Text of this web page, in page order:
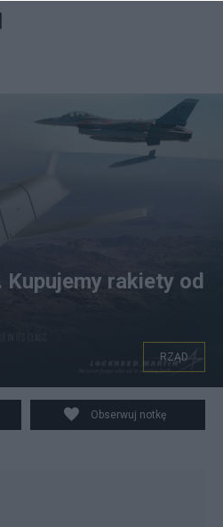
zakupuje polski rząd.
rakiety od
RZĄD
Obserwuj notkę